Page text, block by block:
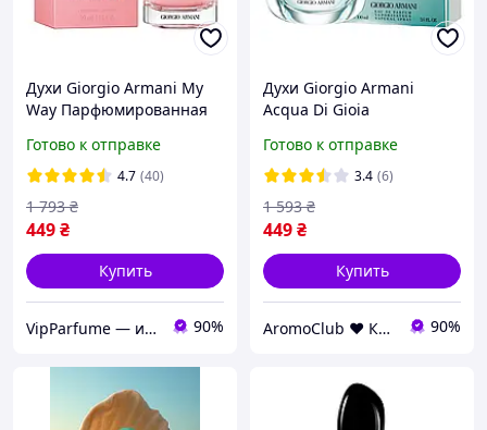
Духи Giorgio Armani My
Way Парфюмированная
Май Вей Джорджио
Армани Май Вей)
Готово к отправке
4.7 (40)
449₴
1 793 ₴
Купить
VipParfume — интернет-магазин парфюмерии и косметики 90%
Духи Giorgio Armani
Acqua Di Gioia
100 ml (Женские Аква Ди
Джой Армани Джорджио
Армани)
Готово к отправке
3.4 (6)
449₴
1 593 ₴
Купить
AromoClub ❤ Качественная парфюмерия в Украине 90%